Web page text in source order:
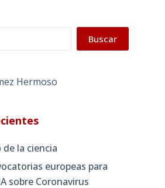
Buscar
Hermoso
la ciencia
europeas para
sobre Coronavirus